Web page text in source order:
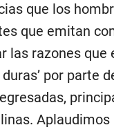
que los
que emitan
las razones que
por parte
Aplaudimos